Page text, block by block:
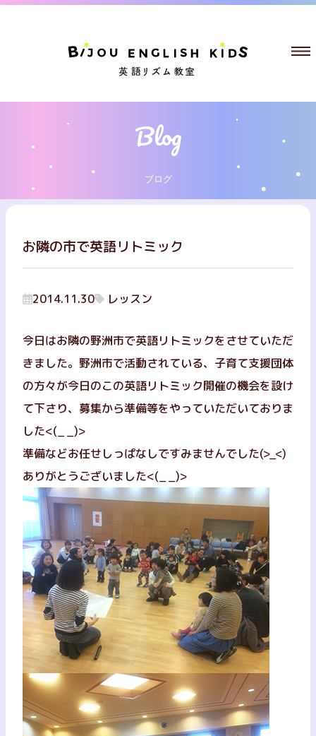
ブログ
お隣の市で英語リトミック
2014.11.30 レッスン
今日はお隣の野洲市で英語リトミックをさせていただ
きました。野洲市で活動されている、子育て支援団体
の方々が今日のこの英語リトミック開催の機会を設け
て下さり、募集から準備等をやっていただいておりま
した<(_ _)>
準備などお任せしっぱなしですみませんでした(>_<)
ありがとうございました<(_ _)>